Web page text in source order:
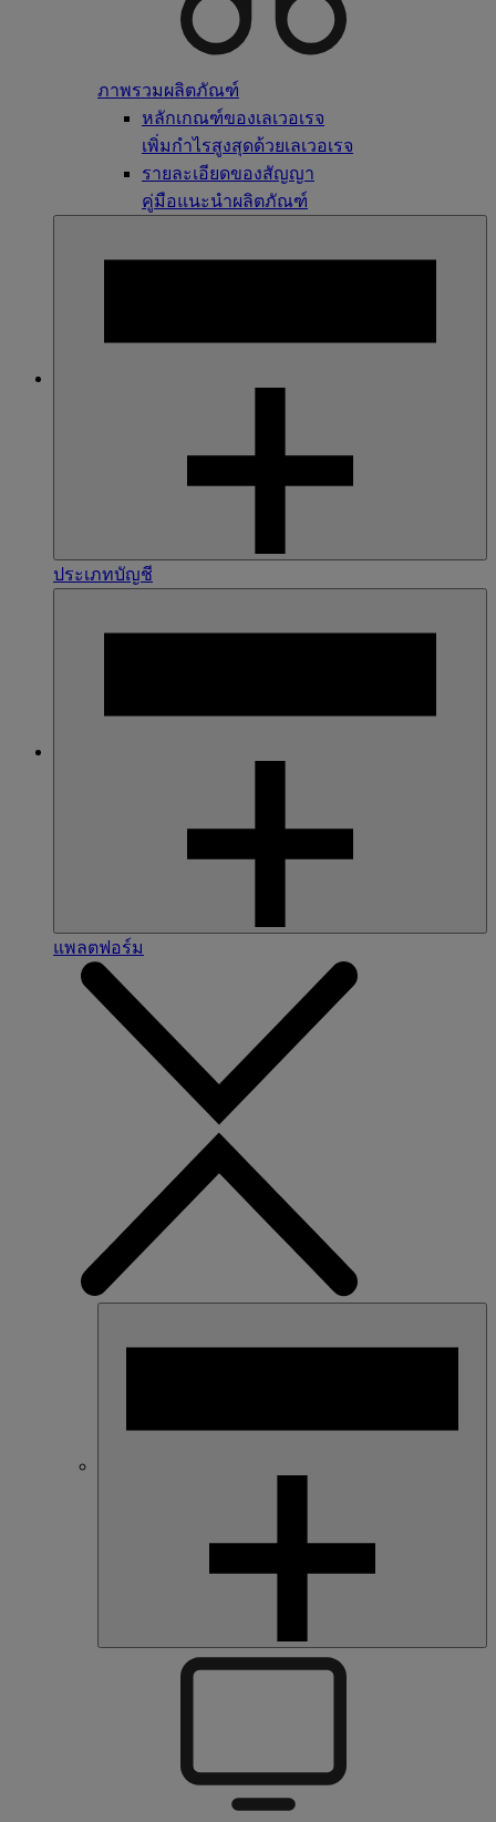
ภาพรวมผลิตภัณฑ์
หลักเกณฑ์ของเลเวอเรจ
เพิ่มกำไรสูงสุดด้วยเลเวอเรจ
รายละเอียดของสัญญา
คู่มือแนะนำผลิตภัณฑ์
ประเภทบัญชี
แพลตฟอร์ม